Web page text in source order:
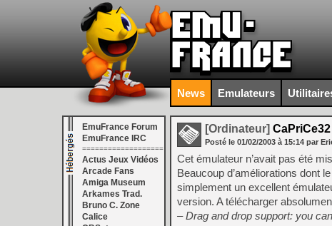
News Emulateurs
EmuFrance Forum
EmuFrance IRC
===================
Actus Jeux Vidéos
Arcade Fans
Amiga Museum
Arkames Trad.
Bruno C. Zone
Calice
[Ordinateur]
Posté le 01/02/2003 à 15:14 par
Cet émulateur n’avait pas été
Beaucoup d’améliorations dont
simplement un excellent
version. A télécharger
– Drag and drop support: you